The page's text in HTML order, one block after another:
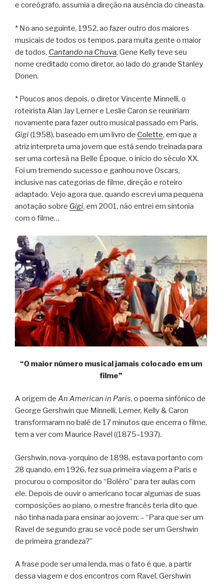
e coreógrafo, assumia a direção na ausência do cineasta.
* No ano seguinte, 1952, ao fazer outro dos maiores
musicais de todos os tempos. para muita gente o maior
de todos, Cantando na Chuva, Gene Kelly teve seu
nome creditado como diretor, ao lado do grande Stanley
Donen.
* Poucos anos depois, o diretor Vincente Minnelli, o
roteirista Alan Jay Lerner e Leslie Caron se reuniriam
novamente para fazer outro musical passado em Paris,
Gigi(1958), baseado em um livro de Colette, em que a
atriz interpreta uma jovem que está sendo treinada para
ser uma cortesã na Belle Époque, o início do século XX.
Foi um tremendo sucesso e ganhou nove Oscars,
inclusive nas categorias de filme, direção e roteiro
adaptado. Vejo agora que, quando escrevi uma pequena
anotação sobre Gigi, em 2001, não entrei em sintonia
com o filme…
“O maior número musical jamais colocado em um
filme”
A origem de An American in Paris, o poema sinfônico de
George Gershwin que Minnelli, Lerner, Kelly & Caron
transformaram no balé de 17 minutos que encerra o filme,
tem a ver com Maurice Ravel ((1875–1937).
Gershwin, nova-yorquino de 1898, estava portanto com
28 quando, em 1926, fez sua primeira viagem a Paris e
procurou o compositor do “Boléro” para ter aulas com
ele. Depois de ouvir o americano tocar algumas de suas
composições ao piano, o mestre francês teria dito que
não tinha nada para ensinar ao jovem: – “Para que ser um
Ravel de segundo grau se você pode ser um Gershwin
de primeira grandeza?”
A frase pode ser uma lenda, mas o fato é que, a partir
dessa viagem e dos encontros com Ravel, Gershwin